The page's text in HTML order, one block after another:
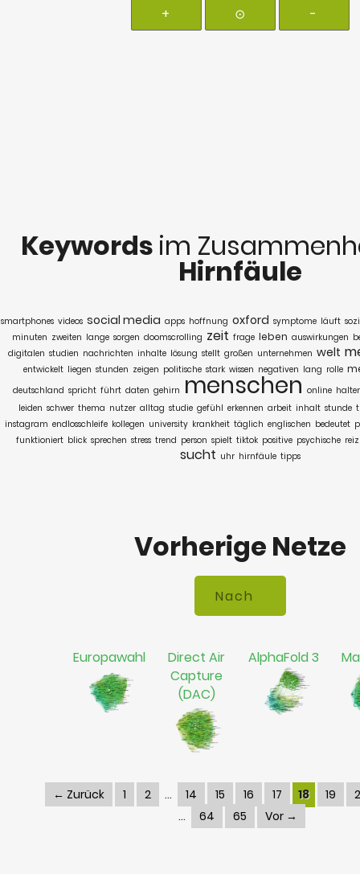
+ ⊙ -
Keywords im
Hirnfäule
smartphones videos social media apps hoffnung oxford symptome läuft
minuten zweiten lange sorgen doomscrolling zeit frage leben auswirkungen
digitalen studien nachrichten inhalte lösung stellt großen unternehmen welt
entwickelt liegen stunden zeigen politische stark wissen negativen lang rolle
deutschland spricht führt daten gehirn menschen online
leiden schwer thema nutzer alltag studie gefühl erkennen arbeit inhalt stunde
instagram endlosschleife kollegen university krankheit täglich englischen bedeutet
funktioniert blick sprechen stress trend person spielt tiktok positive psychische
sucht uhr hirnfäule tipps
Vorherige Netze
Europawahl
Direct Air
Capture
(DAC)
AlphaFold 3
← Zurück 1 2 14 15 16 17 18 19
64
65 Vor →